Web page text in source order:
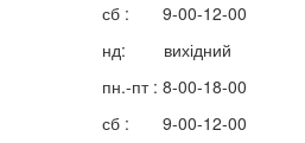
сб : 9-00-12-00
нд: вихідний
пн.-пт : 8-00-18-00
сб : 9-00-12-00